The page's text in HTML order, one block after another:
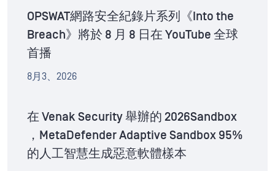
OPSWAT網路安全紀錄片系列《Into the
Breach》將於 8 月 8 日在 YouTube 全球
首播
8月3、2026
在 Venak Security 舉辦的 2026Sandbox
，MetaDefender Adaptive Sandbox 95%
的人工智慧生成惡意軟體樣本